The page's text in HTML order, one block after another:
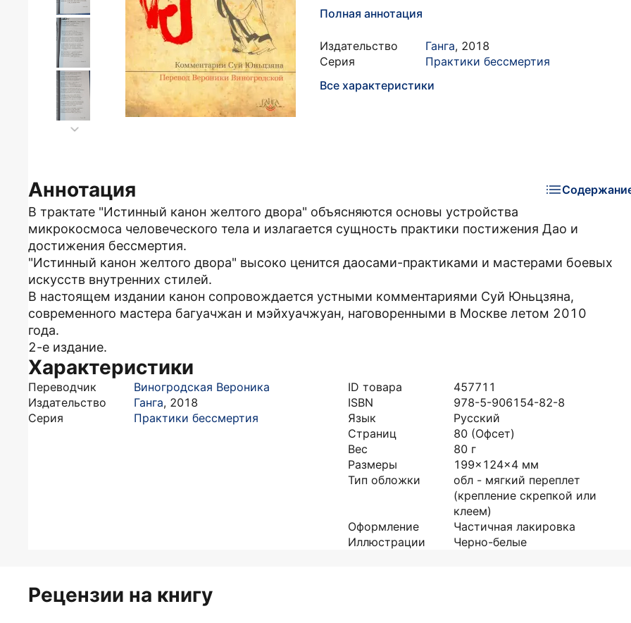
Полная аннотация
Издательство Ганга, 2018
Серия
Практики бессмертия
Все характеристики
Аннотация
В трактате "Истинный канон желтого двора" объясняются основы устройства
микрокосмоса человеческого тела и излагается сущность практики постижения Дао и
достижения бессмертия.
"Истинный канон желтого двора" высоко ценится даосами-практиками и мастерами боевых
искусств внутренних стилей.
В настоящем издании канон сопровождается устными комментариями Суй Юньцзяна,
современного мастера багуачжан и мэйхуачжуан, наговоренными в Москве летом 2010
года.
2-е издание.
Характеристики
Переводчик
Виногродская Вероника
Издательство
Ганга, 2018
Серия
Практики бессмертия
ID товара
457711
ISBN
978-5-906154-82-8
Язык
Русский
Страниц
80 (Офсет)
Вес
80 г
Размеры
199x124x4 мм
Тип обложки
обл - мягкий переплет
(крепление скрепкой или
клеем)
Оформление
Частичная лакировка
Иллюстрации
Черно-белые
Рецензии на книгу